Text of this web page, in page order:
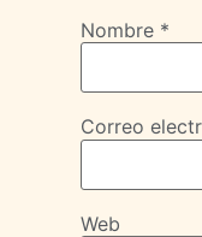
Nombre *
Correo
Web